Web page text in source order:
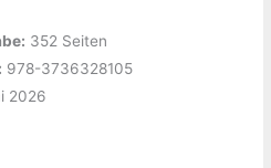
‎352 Seiten
‎978-3736328105
2026